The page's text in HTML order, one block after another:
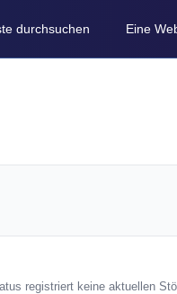
durchsuchen Eine
registriert keine aktuellen